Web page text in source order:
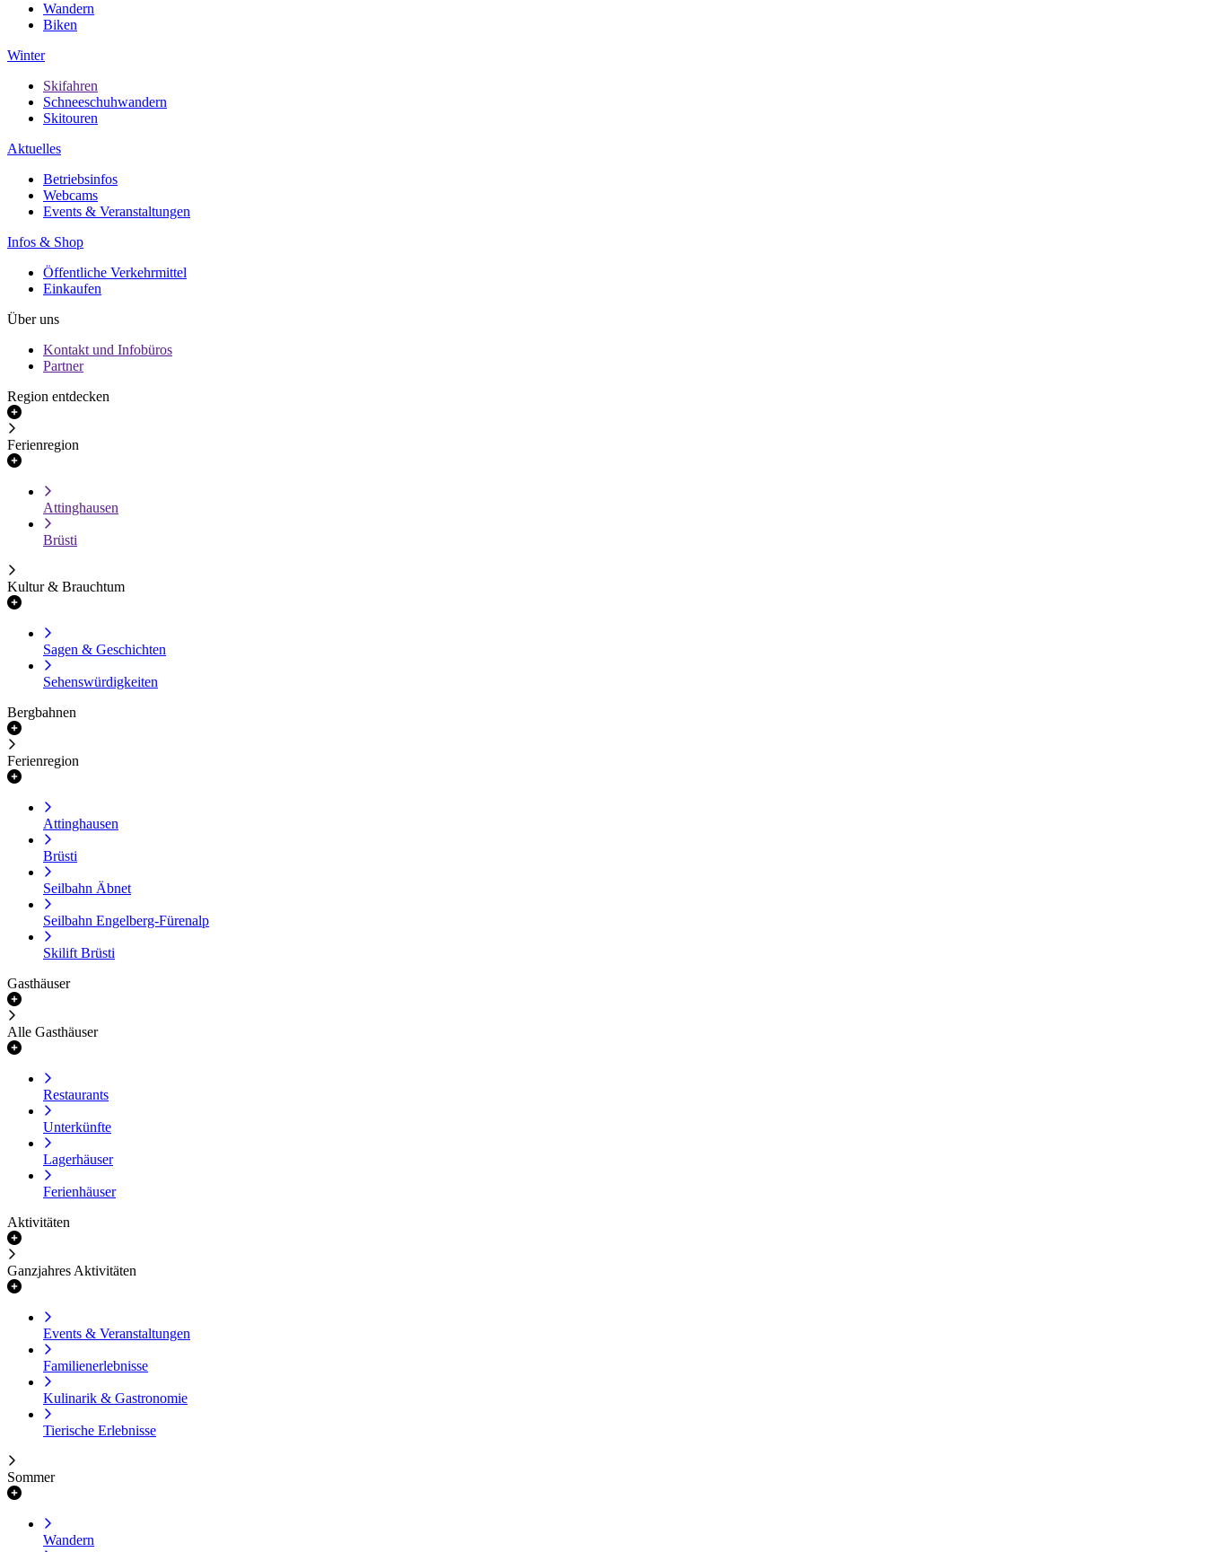
Wandern
Biken
Winter
Skifahren
Schneeschuhwandern
Skitouren
Aktuelles
Betriebsinfos
Webcams
Events & Veranstaltungen
Infos & Shop
Öffentliche Verkehrmittel
Einkaufen
Über uns
Kontakt und Infobüros
Partner
Region entdecken
Ferienregion
Attinghausen
Brüsti
Kultur & Brauchtum
Sagen & Geschichten
Sehenswürdigkeiten
Bergbahnen
Ferienregion
Attinghausen
Brüsti
Seilbahn Äbnet
Seilbahn Engelberg-Fürenalp
Skilift Brüsti
Gasthäuser
Alle Gasthäuser
Restaurants
Unterkünfte
Lagerhäuser
Ferienhäuser
Aktivitäten
Ganzjahres Aktivitäten
Events & Veranstaltungen
Familienerlebnisse
Kulinarik & Gastronomie
Tierische Erlebnisse
Sommer
Wandern